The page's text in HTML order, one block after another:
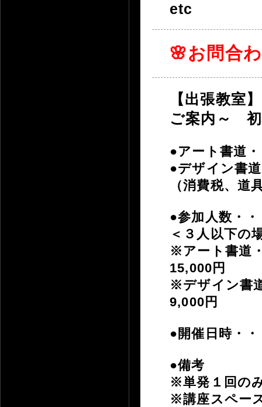
etc
🌸お問合
【出張教室】
ご案内～ 初
●アート書道
●デザイン書
（消費税、道
●参加人数・
＜３人以下の
※アート書道
15,000円
※デザイン書
9,000円
●開催日時・
●備考
※単発１回の
※講座スペー